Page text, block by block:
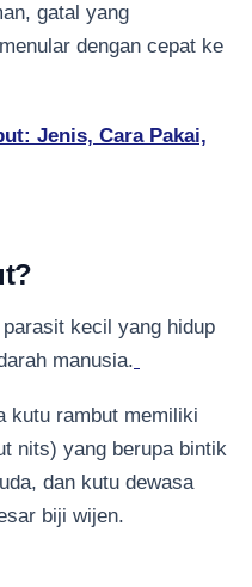
gatal yang
dengan cepat ke
Jenis, Cara Pakai,
kecil yang hidup
manusia.
kutu rambut memiliki
nits) yang berupa bintik
dan kutu dewasa
biji wijen.